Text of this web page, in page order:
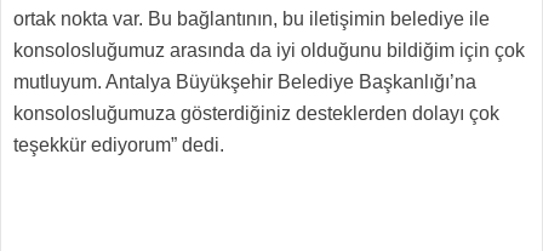
ortak nokta var. Bu bağlantının, bu iletişimin belediye ile
konsolosluğumuz arasında da iyi olduğunu bildiğim için çok
mutluyum. Antalya Büyükşehir Belediye Başkanlığı’na
konsolosluğumuza gösterdiğiniz desteklerden dolayı çok
teşekkür ediyorum” dedi.